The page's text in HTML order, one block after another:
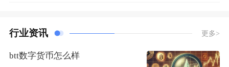
行业资讯 更多>
btt数字货币怎么样